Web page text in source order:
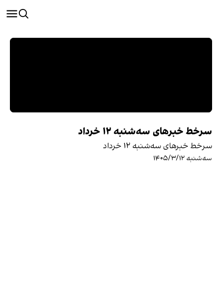
سرخط خبرهای سه‌شنبه ۱۲ خرداد
سرخط خبرهای سه‌شنبه ۱۲ خرداد
سه‌شنبه ۱۴۰۵/۳/۱۲